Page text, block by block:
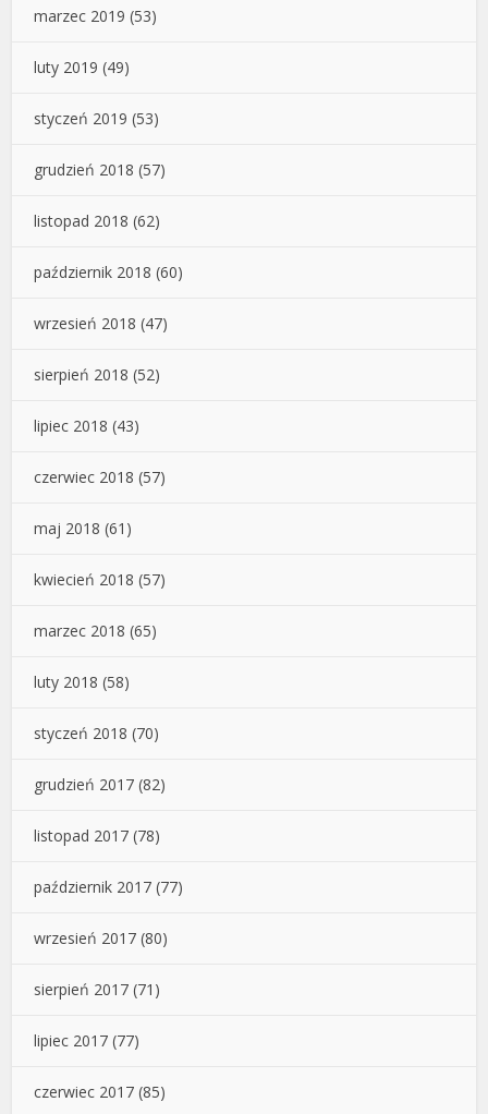
marzec 2019 (53)
luty 2019 (49)
styczeń 2019 (53)
grudzień 2018 (57)
listopad 2018 (62)
październik 2018 (60)
wrzesień 2018 (47)
sierpień 2018 (52)
lipiec 2018 (43)
czerwiec 2018 (57)
maj 2018 (61)
kwiecień 2018 (57)
marzec 2018 (65)
luty 2018 (58)
styczeń 2018 (70)
grudzień 2017 (82)
listopad 2017 (78)
październik 2017 (77)
wrzesień 2017 (80)
sierpień 2017 (71)
lipiec 2017 (77)
czerwiec 2017 (85)